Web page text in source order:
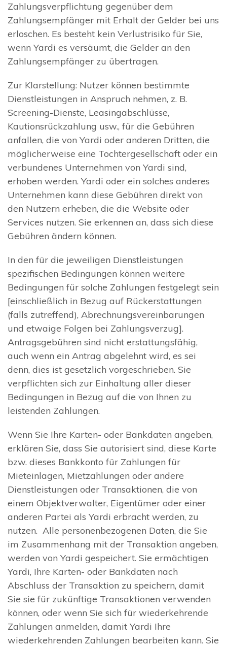
Zahlungsverpflichtung gegenüber dem
Zahlungsempfänger mit Erhalt der Gelder bei uns
erloschen. Es besteht kein Verlustrisiko für Sie,
wenn Yardi es versäumt, die Gelder an den
Zahlungsempfänger zu übertragen.
Zur Klarstellung: Nutzer können bestimmte
Dienstleistungen in Anspruch nehmen, z. B.
Screening-Dienste, Leasingabschlüsse,
Kautionsrückzahlung usw., für die Gebühren
anfallen, die von Yardi oder anderen Dritten, die
möglicherweise eine Tochtergesellschaft oder ein
verbundenes Unternehmen von Yardi sind,
erhoben werden. Yardi oder ein solches anderes
Unternehmen kann diese Gebühren direkt von
den Nutzern erheben, die die Website oder
Services nutzen. Sie erkennen an, dass sich diese
Gebühren ändern können.
In den für die jeweiligen Dienstleistungen
spezifischen Bedingungen können weitere
Bedingungen für solche Zahlungen festgelegt sein
[einschließlich in Bezug auf Rückerstattungen
(falls zutreffend), Abrechnungsvereinbarungen
und etwaige Folgen bei Zahlungsverzug].
Antragsgebühren sind nicht erstattungsfähig,
auch wenn ein Antrag abgelehnt wird, es sei
denn, dies ist gesetzlich vorgeschrieben. Sie
verpflichten sich zur Einhaltung aller dieser
Bedingungen in Bezug auf die von Ihnen zu
leistenden Zahlungen.
Wenn Sie Ihre Karten- oder Bankdaten angeben,
erklären Sie, dass Sie autorisiert sind, diese Karte
bzw. dieses Bankkonto für Zahlungen für
Mieteinlagen, Mietzahlungen oder andere
Dienstleistungen oder Transaktionen, die von
einem Objektverwalter, Eigentümer oder einer
anderen Partei als Yardi erbracht werden, zu
nutzen. Alle personenbezogenen Daten, die Sie
im Zusammenhang mit der Transaktion angeben,
werden von Yardi gespeichert. Sie ermächtigen
Yardi, Ihre Karten- oder Bankdaten nach
Abschluss der Transaktion zu speichern, damit
Sie sie für zukünftige Transaktionen verwenden
können, oder wenn Sie sich für wiederkehrende
Zahlungen anmelden, damit Yardi Ihre
wiederkehrenden Zahlungen bearbeiten kann. Sie